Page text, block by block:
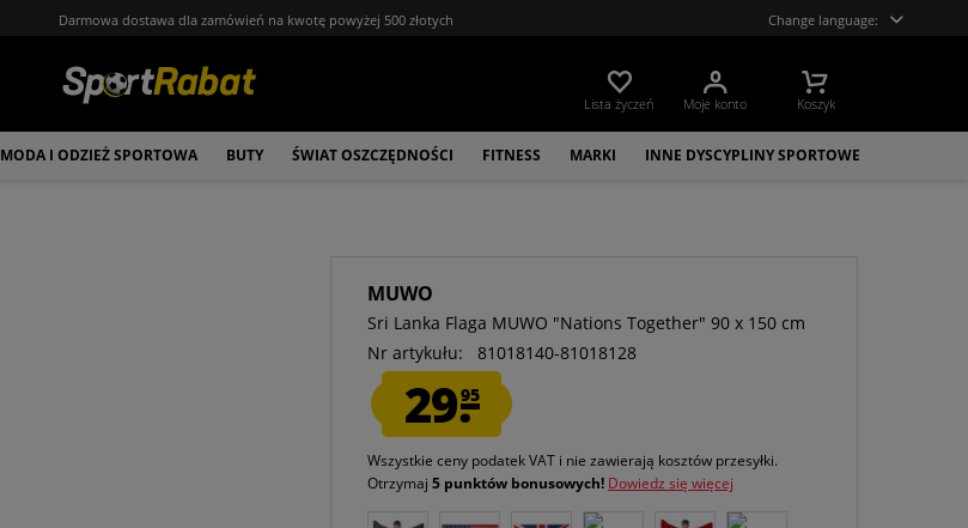
Darmowa dostawa dla zamówień na kwotę powyżej 500 złotych Change language:
Lista życzeń Moje konto Koszyk
MODA I ODZIEŻ SPORTOWA BUTY ŚWIAT OSZCZĘDNOŚCI FITNESS MARKI INNE DYSCYPLINY SPORTOWE
MUWO
Sri Lanka Flaga MUWO "Nations Together" 90 x 150 cm
Nr artykułu:
81018140-81018128
29.95
Wszystkie ceny podatek VAT i nie zawierają kosztów przesyłki.
Otrzymaj5 punktów bonusowych! Dowiedz się więcej